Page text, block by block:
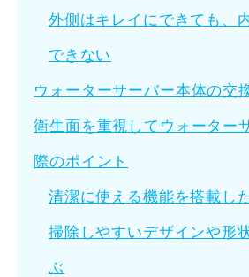
外側はキレイにできても、
できない
ウォーターサーバー本体の交
衛生面を重視してウォーター
際のポイント
清潔に使える機能を搭載し
掃除しやすいデザインや形
ぶ